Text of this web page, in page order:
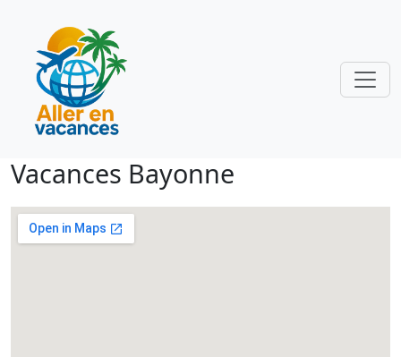
Vacances Bayonne